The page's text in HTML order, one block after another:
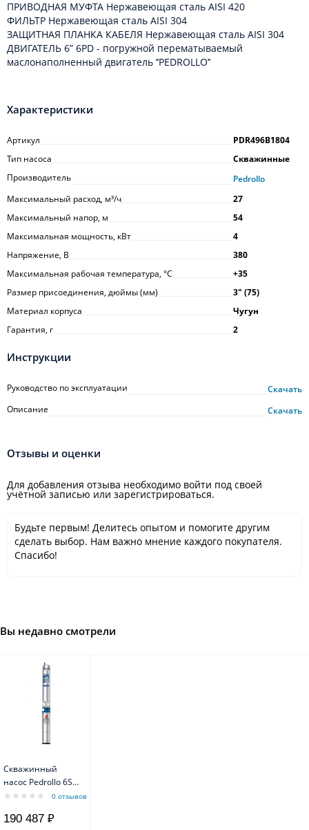
ПРИВОДНАЯ МУФТА Нержавеющая сталь AISI 420
ФИЛЬТР Нержавеющая сталь AISI 304
ЗАЩИТНАЯ ПЛАНКА КАБЕЛЯ Нержавеющая сталь AISI 304
ДВИГАТЕЛЬ 6” 6PD - погружной перематываемый
маслонаполненный двигатель ‘’PEDROLLO’’
Характеристики
Артикул
PDR496B1804
Тип насоса
Скважинные
Производитель
Pedrollo
Максимальный расход, м³/ч
27
Максимальный напор, м
54
Максимальная мощность, кВт
4
Напряжение, В
380
Максимальная рабочая температура, °С
+35
Размер присоединения, дюймы (мм)
3ʺ (75)
Материал корпуса
Чугун
Гарантия, г
2
Инструкции
Руководство по эксплуатации
Скачать
Описание
Скачать
Отзывы и оценки
Для добавления отзыва необходимо войти под своей
учётной записью или зарегистрироваться.
Будьте первым! Делитесь опытом и помогите другим
сделать выбор. Нам важно мнение каждого покупателя.
Спасибо!
Вы недавно смотрели
Скважинный
насос Pedrollo 6SR
18/4-PD с
двигателем 6PD
0 отзывов
190 487 ₽